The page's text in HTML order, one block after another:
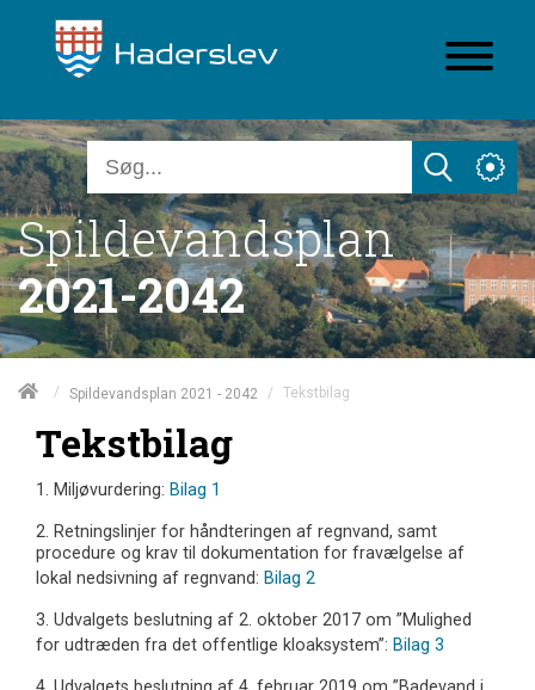
Spildevandsplan
2021-2042
/ Spildevandsplan 2021 - 2042 / Tekstbilag
Tekstbilag
1. Miljøvurdering: Bilag 1
2. Retningslinjer for håndteringen af ​​regnvand, samt
procedure og krav til dokumentation for fravælgelse af
lokal nedsivning af regnvand: Bilag 2
3. Udvalgets beslutning af 2. oktober 2017 om ”Mulighed
for udtræden fra det offentlige kloaksystem”: Bilag 3